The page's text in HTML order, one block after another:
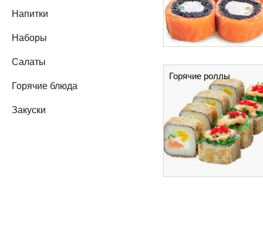
Напитки
Наборы
Салаты
Горячие блюда
Закуски
Горячие роллы